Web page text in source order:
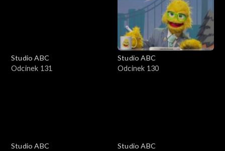
Studio ABC
Odcinek 131
Studio ABC
Odcinek 130
Studio ABC
Studio ABC